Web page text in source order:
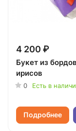
4 200 ₽
Букет из
ирисов
0 Есть в
Подробнее